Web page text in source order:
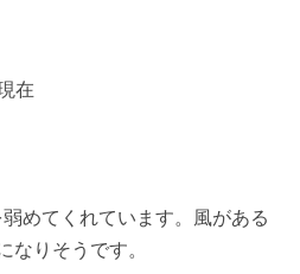
在
めてくれています。風がある
なりそうです。